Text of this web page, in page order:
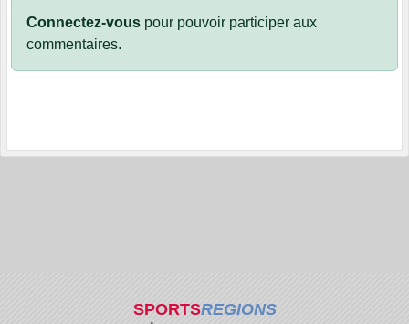
Connectez-vous pour pouvoir participer aux
commentaires.
SPORTSREGIONS